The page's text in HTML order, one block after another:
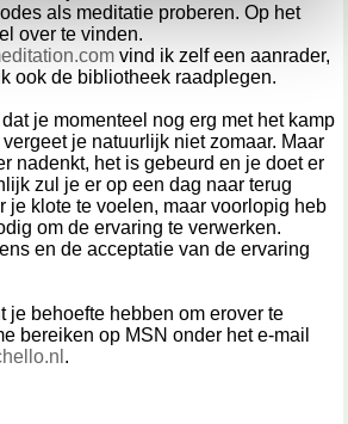
verwerken.
als meditatie proberen. Op het
over te vinden.
vind ik zelf een aanrader,
ook de bibliotheek raadplegen.
je momenteel nog erg met het kamp
je natuurlijk niet zomaar. Maar
nadenkt, het is gebeurd en je doet er
zul je er op een dag naar terug
je klote te voelen, maar voorlopig heb
om de ervaring te verwerken.
en de acceptatie van de ervaring
je behoefte hebben om erover te
bereiken op MSN onder het e-mail
.